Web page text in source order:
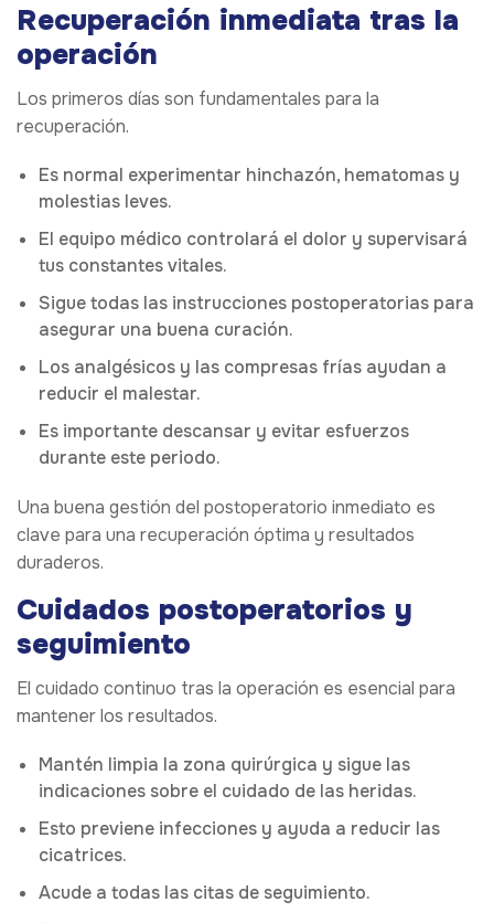
Recuperación inmediata tras la
operación
Los primeros días son fundamentales para la
recuperación.
Es normal experimentar hinchazón, hematomas y
molestias leves.
El equipo médico controlará el dolor y supervisará
tus constantes vitales.
Sigue todas las instrucciones postoperatorias para
asegurar una buena curación.
Los analgésicos y las compresas frías ayudan a
reducir el malestar.
Es importante descansar y evitar esfuerzos
durante este periodo.
Una buena gestión del postoperatorio inmediato es
clave para una recuperación óptima y resultados
duraderos.
Cuidados postoperatorios y
seguimiento
El cuidado continuo tras la operación es esencial para
mantener los resultados.
Mantén limpia la zona quirúrgica y sigue las
indicaciones sobre el cuidado de las heridas.
Esto previene infecciones y ayuda a reducir las
cicatrices.
Acude a todas las citas de seguimiento.